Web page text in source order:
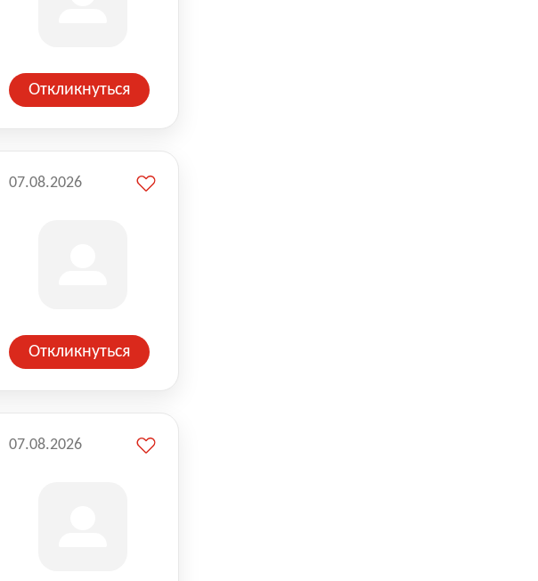
Откликнуться
07.08.2026
Откликнуться
07.08.2026